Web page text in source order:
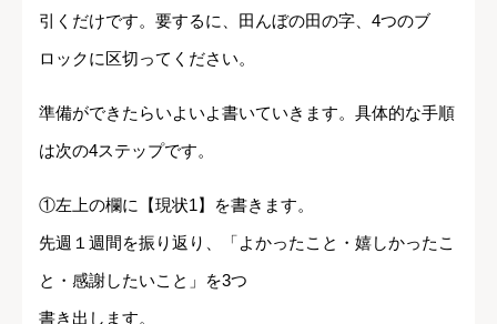
引くだけです。要するに、田んぼの田の字、4つのブ
ロックに区切ってください。
準備ができたらいよいよ書いていきます。具体的な手順
は次の4ステップです。
①左上の欄に【現状1】を書きます。
先週１週間を振り返り、「よかったこと・嬉しかったこ
と・感謝したいこと」を3つ
書き出します。